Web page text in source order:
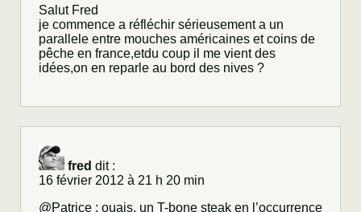
Salut Fred
je commence a réfléchir sérieusement a un
parallele entre mouches américaines et coins de
pêche en france,etdu coup il me vient des
idées,on en reparle au bord des nives ?
fred dit :
16 février 2012 à 21 h 20 min
@Patrice : ouais, un T-bone steak en l’occurrence